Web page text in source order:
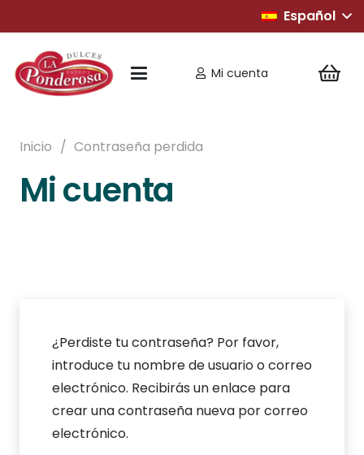
Español
Mi cuenta
Inicio / Contraseña perdida
Mi cuenta
¿Perdiste tu contraseña? Por favor,
introduce tu nombre de usuario o correo
electrónico. Recibirás un enlace para
crear una contraseña nueva por correo
electrónico.